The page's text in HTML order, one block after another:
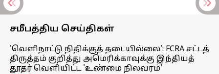
சமீபத்திய செய்திகள்
'வெளிநாட்டு நிதிக்குத் தடையில்லை': FCRA சட்டத்
திருத்தம் குறித்து அமெரிக்காவுக்கு இந்தியத்
தூதர் வெளியிட்ட 'உண்மை நிலவரம்'